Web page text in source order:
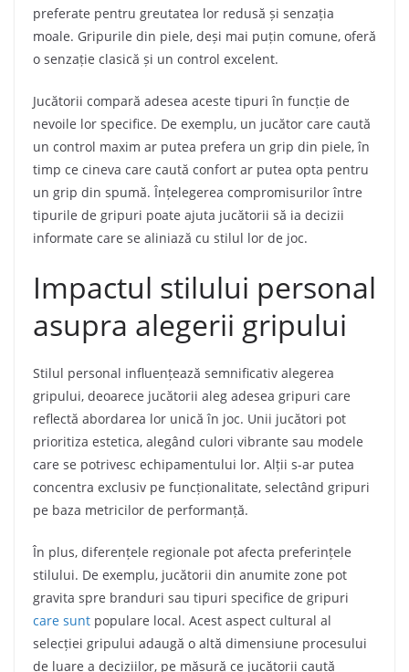
preferate pentru greutatea lor redusă și senzația
moale. Gripurile din piele, deși mai puțin comune, oferă
o senzație clasică și un control excelent.
Jucătorii compară adesea aceste tipuri în funcție de
nevoile lor specifice. De exemplu, un jucător care caută
un control maxim ar putea prefera un grip din piele, în
timp ce cineva care caută confort ar putea opta pentru
un grip din spumă. Înțelegerea compromisurilor între
tipurile de gripuri poate ajuta jucătorii să ia decizii
informate care se aliniază cu stilul lor de joc.
Impactul stilului personal
asupra alegerii gripului
Stilul personal influențează semnificativ alegerea
gripului, deoarece jucătorii aleg adesea gripuri care
reflectă abordarea lor unică în joc. Unii jucători pot
prioritiza estetica, alegând culori vibrante sau modele
care se potrivesc echipamentului lor. Alții s-ar putea
concentra exclusiv pe funcționalitate, selectând gripuri
pe baza metricilor de performanță.
În plus, diferențele regionale pot afecta preferințele
stilului. De exemplu, jucătorii din anumite zone pot
gravita spre branduri sau tipuri specifice de gripuri
care sunt populare local. Acest aspect cultural al
selecției gripului adaugă o altă dimensiune procesului
de luare a deciziilor, pe măsură ce jucătorii caută